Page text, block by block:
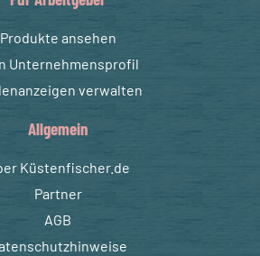
Produkte ansehen
Unternehmensprofil
verwalten
Allgemein
Küstenfischer.de
Partner
AGB